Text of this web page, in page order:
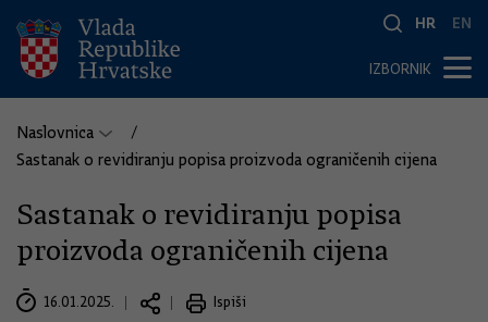
HR EN
IZBORNIK
Naslovnica
Sastanak o revidiranju popisa proizvoda ograničenih cijena
Sastanak o revidiranju popisa
proizvoda ograničenih cijena
16.01.2025. Ispiši